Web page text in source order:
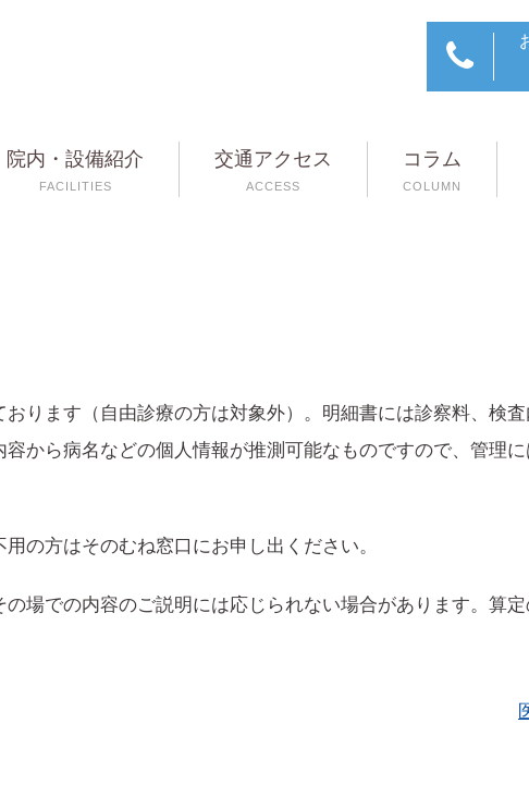
院内・設備紹介
FACILITIES
交通アクセス
ACCESS
コラム
COLUMN
ります（自由診療の方は対象外）。明細書には診察料、検
から病名などの個人情報が推測可能なものですので、管理
の方はそのむね窓口にお申し出ください。
場での内容のご説明には応じられない場合があります。算